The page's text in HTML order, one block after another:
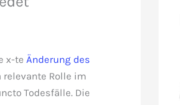
x-te Änderung des
Rolle im
Todesfälle. Die